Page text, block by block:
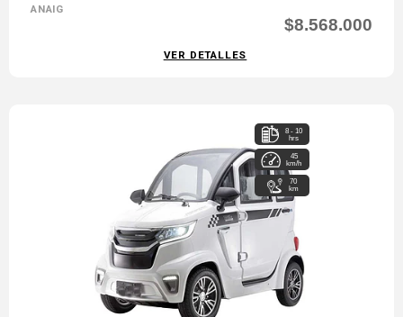
ANAIG
$8.568.000
VER DETALLES
8 - 10
hrs
45
km/h
70
km